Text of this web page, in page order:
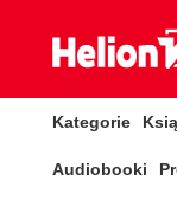
Kategorie
Audiobooki